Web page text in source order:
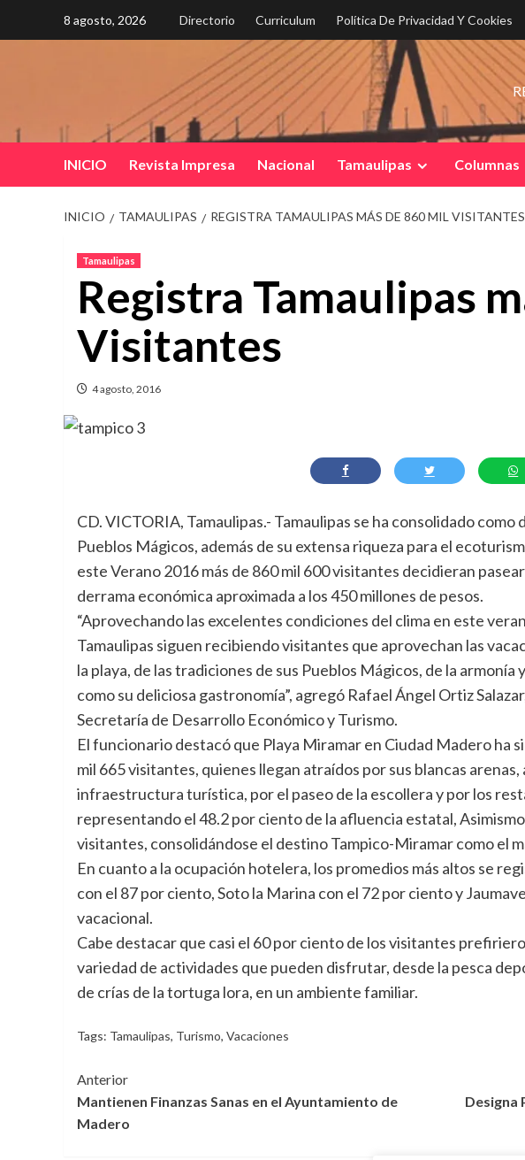
8 agosto, 2026 Directorio Curriculum Política De Privacidad Y Cookies
INICIO Revista Impresa Nacional Tamaulipas Columnas
INICIO TAMAULIPAS REGISTRA TAMAULIPAS MÁS DE 860 MIL VISITANTES
Tamaulipas
Registra Tamaulipas
Visitantes
4 agosto, 2016
CD. VICTORIA, Tamaulipas.- Tamaulipas se ha consolidado
Pueblos Mágicos, además de su extensa riqueza para el
este Verano 2016 más de 860 mil 600 visitantes decidieran
derrama económica aproximada a los 450 millones de pesos.
“Aprovechando las excelentes condiciones del clima en este
Tamaulipas siguen recibiendo visitantes que aprovechan las
la playa, de las tradiciones de sus Pueblos Mágicos, de la armonía
como su deliciosa gastronomía”, agregó Rafael Ángel Ortiz
Secretaría de Desarrollo Económico y Turismo.
El funcionario destacó que Playa Miramar en Ciudad Madero ha
mil 665 visitantes, quienes llegan atraídos por sus blancas
infraestructura turística, por el paseo de la escollera y por los
representando el 48.2 por ciento de la afluencia estatal,
visitantes, consolidándose el destino Tampico-Miramar como el
En cuanto a la ocupación hotelera, los promedios más altos se
con el 87 por ciento, Soto la Marina con el 72 por ciento y
vacacional.
Cabe destacar que casi el 60 por ciento de los visitantes
variedad de actividades que pueden disfrutar, desde la pesca
de crías de la tortuga lora, en un ambiente familiar.
Tags: Tamaulipas, Turismo, Vacaciones
Navegación
de
entradas
Anterior
Mantienen Finanzas Sanas en el Ayuntamiento de
Madero
Designa